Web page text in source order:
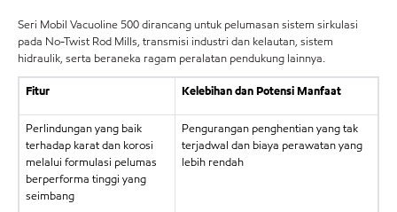
Seri Mobil Vacuoline 500 dirancang untuk pelumasan sistem sirkulasi
pada No-Twist Rod Mills, transmisi industri dan kelautan, sistem
hidraulik, serta beraneka ragam peralatan pendukung lainnya.
Fitur Kelebihan dan Potensi Manfaat
Perlindungan yang baik
terhadap karat dan korosi
melalui formulasi pelumas
berperforma tinggi yang
seimbang
Pengurangan penghentian yang tak
terjadwal dan biaya perawatan yang
lebih rendah